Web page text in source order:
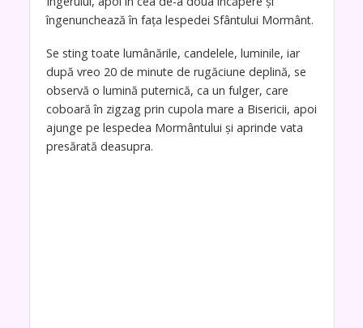
îngenunchează în fața lespedei Sfântului Mormânt.
Se sting toate lumânările, candelele, luminile, iar
după vreo 20 de minute de rugăciune deplină, se
observă o lumină puternică, ca un fulger, care
coboară în zigzag prin cupola mare a Bisericii, apoi
ajunge pe lespedea Mormântului și aprinde vata
presărată deasupra.